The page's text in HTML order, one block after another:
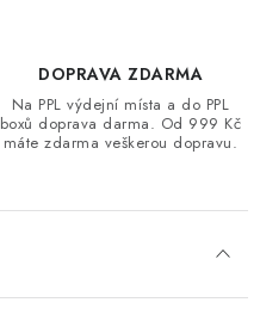
DOPRAVA ZDARMA
Na PPL výdejní místa a do PPL
boxů doprava darma. Od 999 Kč
máte zdarma veškerou dopravu.